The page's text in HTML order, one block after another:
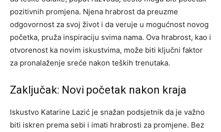
pozitivnih promjena. Njena hrabrost da preuzme
odgovornost za svoj život i da veruje u mogućnost novog
početka, pruža inspiraciju svima nama. Ova hrabrost, kao i
otvorenost ka novim iskustvima, može biti ključni faktor
za pronalaženje sreće nakon teških trenutaka.
Zaključak: Novi početak nakon kraja
Iskustvo Katarine Lazić je snažan podsjetnik da je važno
biti iskren prema sebi i imati hrabrosti za promjene. Bez